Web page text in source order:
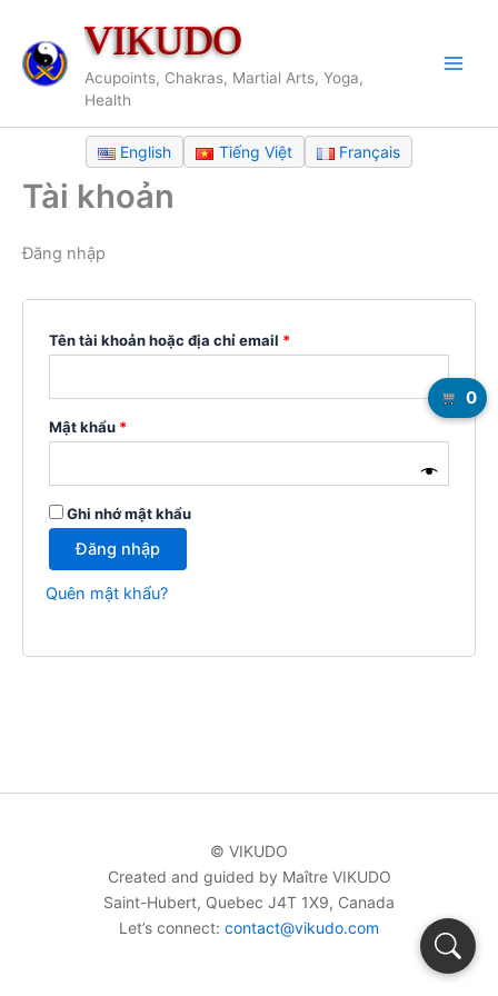
dung
VIKUDO
Acupoints, Chakras, Martial Arts, Yoga,
Health
English Tiếng Việt Français
Tài khoản
Đăng nhập
Tên tài khoản hoặc địa chỉ email *Bắt
Mật khẩu *Bắt
Ghi nhớ mật khẩu
Đăng nhập
Quên mật khẩu?
© VIKUDO
Created and guided by Maître VIKUDO
Saint-Hubert, Quebec J4T 1X9, Canada
Let’s connect: contact@vikudo.com
0